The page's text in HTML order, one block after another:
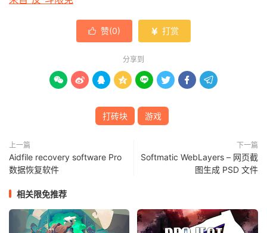
 赞(0)  打赏
分享到
       
打砖块 游戏
上一篇
Aidfile recovery software Pro
数据恢复软件
下一篇
Softmatic WebLayers – 网页截
图生成 PSD 文件
相关限免推荐